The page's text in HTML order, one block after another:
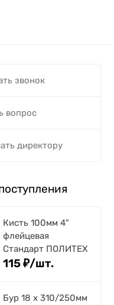
звонок
вопрос
директору
Кисть 100мм 4"
флейцевая
Стандарт ПОЛИТЕХ
115₽/шт.
Бур 18 х 310/250мм